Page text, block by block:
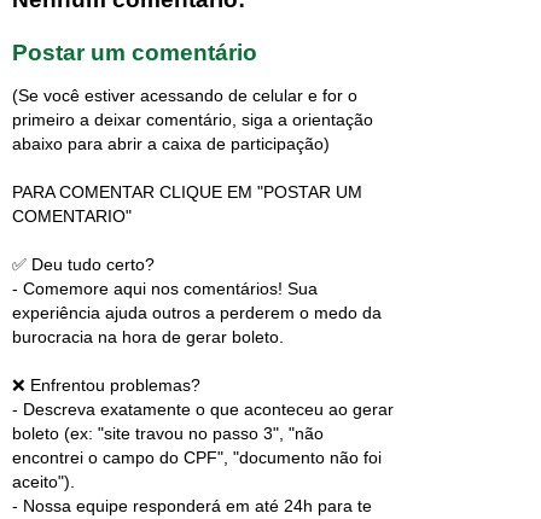
Postar um comentário
(Se você estiver acessando de celular e for o
primeiro a deixar comentário, siga a orientação
abaixo para abrir a caixa de participação)
PARA COMENTAR CLIQUE EM "POSTAR UM
COMENTARIO"
✅ Deu tudo certo?
- Comemore aqui nos comentários! Sua
experiência ajuda outros a perderem o medo da
burocracia na hora de gerar boleto.
❌ Enfrentou problemas?
- Descreva exatamente o que aconteceu ao gerar
boleto (ex: "site travou no passo 3", "não
encontrei o campo do CPF", "documento não foi
aceito").
- Nossa equipe responderá em até 24h para te